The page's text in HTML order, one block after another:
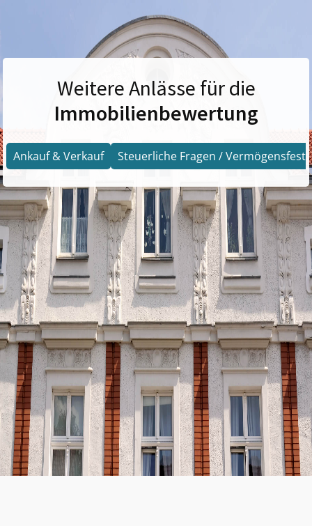
Weitere Anlässe für die
Immobilienbewertung
Ankauf & Verkauf Steuerliche Fragen /